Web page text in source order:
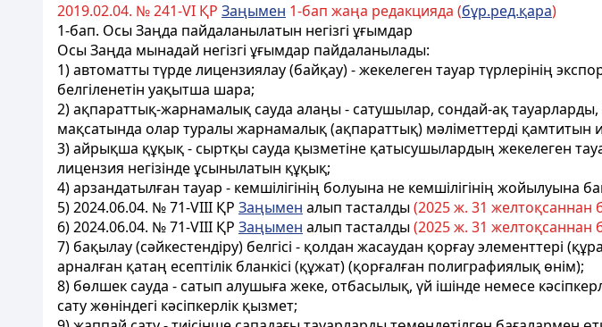
2019.02.04. № 241-VІ ҚР Заңымен 1-бап жаңа редакцияда (бұр.ред.қара)
1-бап. Осы Заңда пайдаланылатын негізгі ұғымдар
Осы Заңда мынадай негізгі ұғымдар пайдаланылады:
1) автоматты түрде лицензиялау (байқау) - жекелеген тауар түрлерінің
белгіленетін уақытша шара;
2) ақпараттық-жарнамалық сауда алаңы - сатушылар, сондай-ақ
мақсатында олар туралы жарнамалық (ақпараттық) мәліметтерді қамтитын
3) айрықша құқық - сыртқы сауда қызметіне қатысушылардың жекелеген
лицензия негізінде ұсынылатын құқық;
4) арзандатылған тауар - кемшілігінің болуына не кемшілігінің жойылуына
5) 2024.06.04. № 71-VIII ҚР Заңымен алып тасталды(2025 ж. 31 желтоқсаннан
6) 2024.06.04. № 71-VIII ҚР Заңымен алып тасталды(2025 ж. 31 желтоқсаннан
7) бақылау (сәйкестендіру) белгісі - қолдан жасаудан қорғау элементтері
арналған қатаң есептілік бланкісі (құжат) (қорғалған полиграфиялық өнім);
8) бөлшек сауда - сатып алушыға жеке, отбасылық, үй iшiнде немесе
сату жөнiндегi кәсiпкерлiк қызмет;